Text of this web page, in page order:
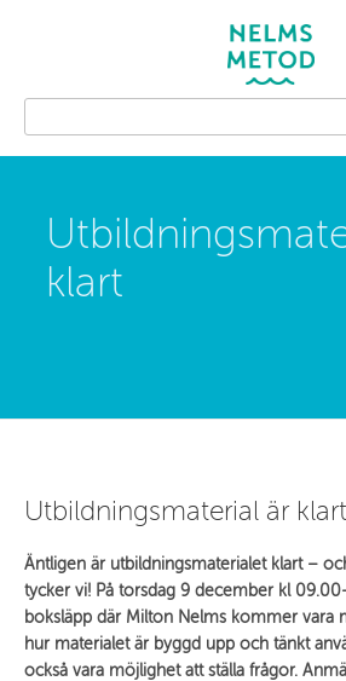
klart
Utbildningsmaterial är klart
Äntligen är utbildningsmaterialet klart –
tycker vi! På torsdag 9 december kl
boksläpp där Milton Nelms kommer vara
hur materialet är byggd upp och tänkt
också vara möjlighet att ställa frågor.